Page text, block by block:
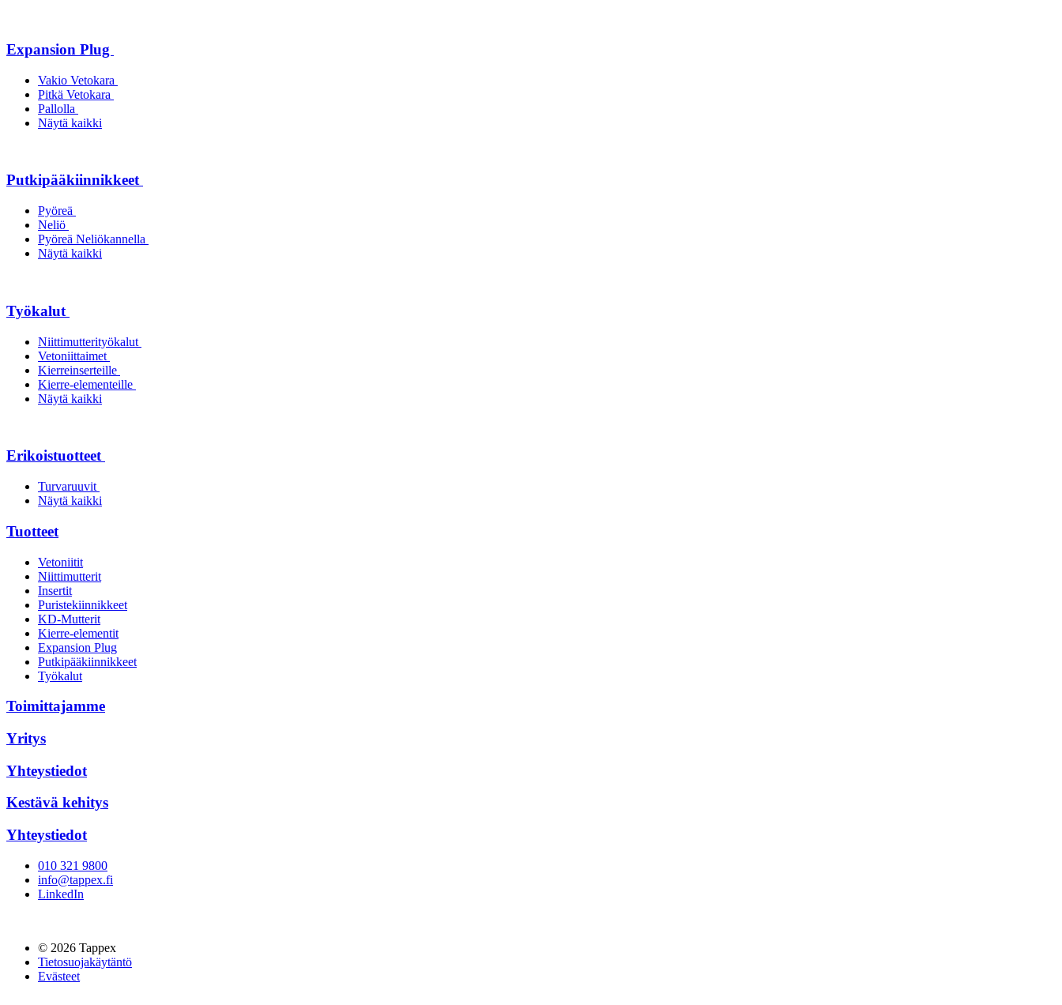
Expansion Plug
Vakio Vetokara
Pitkä Vetokara
Pallolla
Näytä kaikki
Putkipääkiinnikkeet
Pyöreä
Neliö
Pyöreä Neliökannella
Näytä kaikki
Työkalut
Niittimutterityökalut
Vetoniittaimet
Kierreinserteille
Kierre-elementeille
Näytä kaikki
Erikoistuotteet
Turvaruuvit
Näytä kaikki
Tuotteet
Vetoniitit
Niittimutterit
Insertit
Puristekiinnikkeet
KD-Mutterit
Kierre-elementit
Expansion Plug
Putkipääkiinnikkeet
Työkalut
Toimittajamme
Yritys
Yhteystiedot
Kestävä kehitys
Yhteystiedot
010 321 9800
info@tappex.fi
LinkedIn
© 2026 Tappex
Tietosuojakäytäntö
Evästeet